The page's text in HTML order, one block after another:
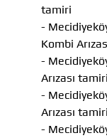
tamiri
-
Kombi
-
Arızası tamiri
-
Arızası tamiri
-